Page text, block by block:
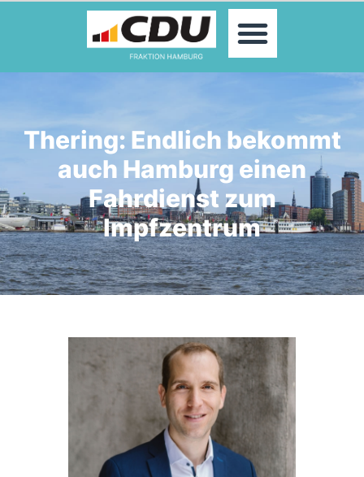
Thering: Endlich bekommt
auch Hamburg einen
Fahrdienst zum
Impfzentrum
MOIN!
ABGEORDNETE
KONTAKT
PRESSE